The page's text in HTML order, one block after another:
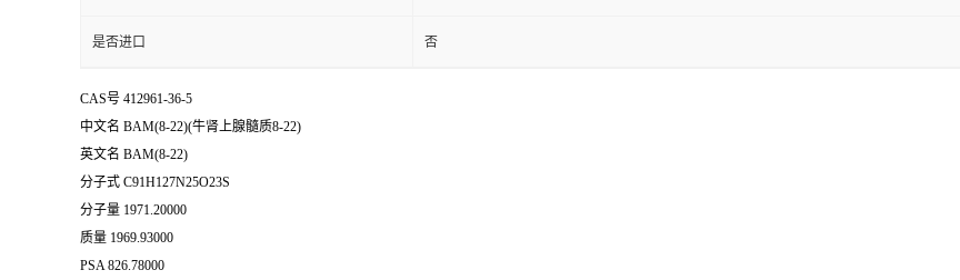
是否进口 否
CAS号 412961-36-5
中文名 BAM(8-22)(牛肾上腺髓质8-22)
英文名 BAM(8-22)
分子式 C91H127N25O23S
分子量 1971.20000
质量 1969.93000
PSA 826.78000